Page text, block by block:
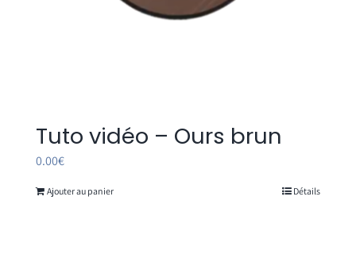
Tuto vidéo – Ours brun
0.00€
Ajouter au panier Détails